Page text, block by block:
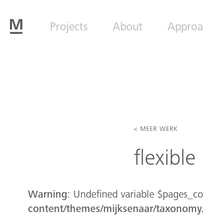
Projects About
< MEER WERK
flexible
Warning: Undefined variable
content/themes/mijksenaar/